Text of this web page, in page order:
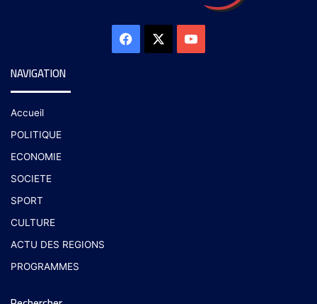
NAVIGATION
Accueil
POLITIQUE
ECONOMIE
SOCIETE
SPORT
CULTURE
ACTU DES REGIONS
PROGRAMMES